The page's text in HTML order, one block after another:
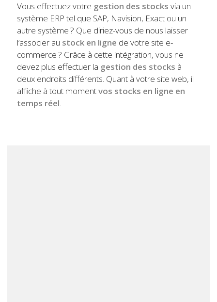
Vous effectuez votre gestion des stocks via un
système ERP tel que SAP, Navision, Exact ou un
autre système ? Que diriez-vous de nous laisser
l’associer au stock en ligne de votre site e-
commerce ? Grâce à cette intégration, vous ne
devez plus effectuer la gestion des stocks à
deux endroits différents. Quant à votre site web, il
affiche à tout momentvos stocks en ligne en
temps réel.